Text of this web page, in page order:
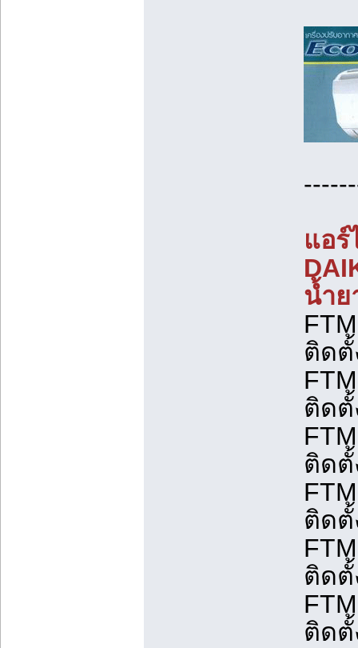
แอ
น้ำย
ติดตั้
ติดตั้
ติดตั้
ติดตั้
ติดตั้
ติด